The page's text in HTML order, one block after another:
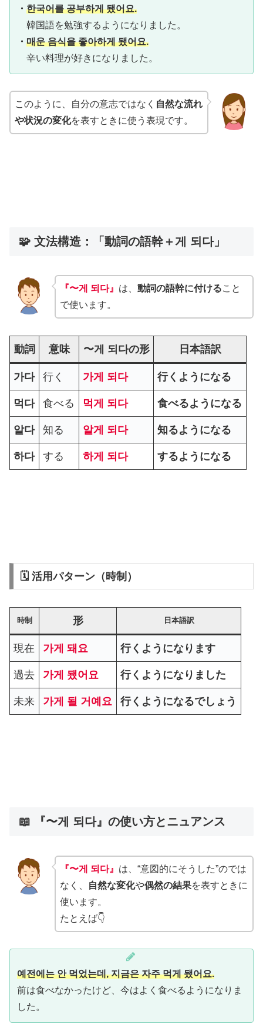
・ 한국어를 공부하게 됐어요.
韓国語を勉強するようになりました。
・ 매운 음식을 좋아하게 됐어요.
辛い料理が好きになりました。
このように、自分の意志ではなく 自然な流れ
や状況の変化を表すときに使う表現です。
🧩 文法構造：「動詞の語幹＋게 되다」
『〜게 되다』 は、 動詞の語幹に付けること
で使います。
動詞 意味 〜게 되다の形 日本語訳
가다 行く 가게 되다 行くようになる
먹다 食べる 먹게 되다 食べるようになる
알다 知る 알게 되다 知るようになる
하다 する 하게 되다 するようになる
🗓 活用パターン（時制）
時制 形 日本語訳
現在 가게 돼요 行くようになります
過去 가게 됐어요 行くようになりました
未来 가게 될 거예요 行くようになるでしょう
📖 『〜게 되다』の使い方とニュアンス
『〜게 되다』 は、“意図的にそうした”のでは
なく、
自然な変化や偶然の結果を表すときに
使います。
たとえば👇
예전에는 안 먹었는데, 지금은 자주 먹게 됐어요.
前は食べなかったけど、今はよく食べるようになりま
した。